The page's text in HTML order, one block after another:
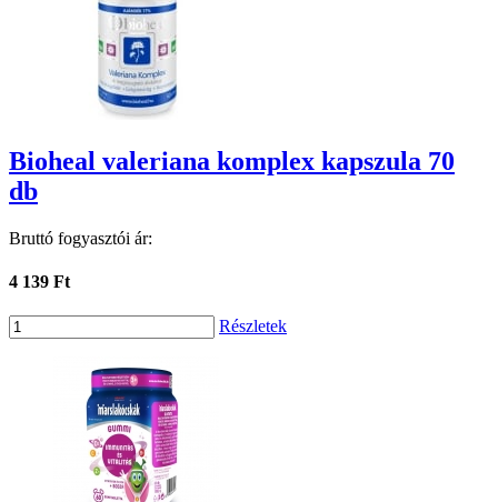
Bioheal valeriana komplex kapszula 70
db
Bruttó fogyasztói ár:
4 139 Ft
Részletek